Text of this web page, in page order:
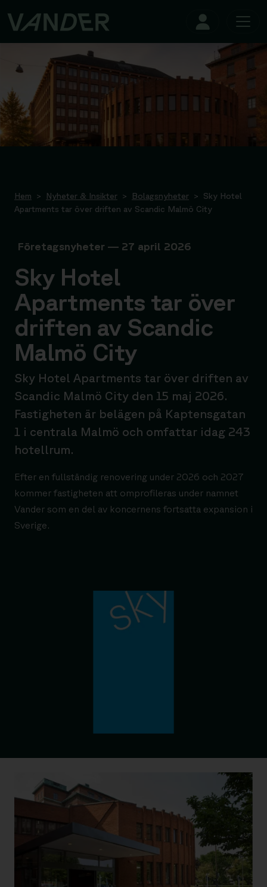
Hem > Nyheter & Insikter > Bolagsnyheter > Sky Hotel
Apartments tar över driften av Scandic Malmö City
Företagsnyheter — 27 april 2026
Sky Hotel
Apartments tar över
driften av Scandic
Malmö City
Sky Hotel Apartments tar över driften av
Scandic Malmö City den 15 maj 2026.
Fastigheten är belägen på Kaptensgatan
1 i centrala Malmö och omfattar idag 243
hotellrum.
Efter en fullständig renovering under 2026 och 2027
kommer fastigheten att omprofileras under namnet
Vander som en del av koncernens fortsatta expansion i
Sverige.